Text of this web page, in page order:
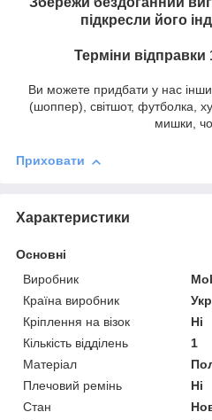
підкресли його
Терміни відправки
Ви можете придбати у нас
(шоппер), світшот, футболка,
мишки,
Приховати
Характеристики
Основні
Виробник
Країна виробник
Кріплення на візок
Ні
Кількість відділень
1
Матеріал
Плечовий ремінь
Ні
Стан